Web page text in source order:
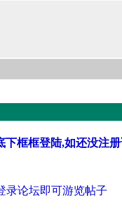
下框框登陆,如还没注
录论坛即可游览帖子